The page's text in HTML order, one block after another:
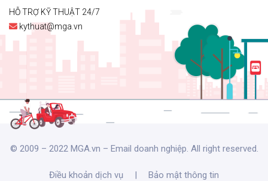
HỖ TRỢ KỸ THUẬT 24/7
kythuat@mga.vn
© 2009 – 2022 MGA.vn – Email doanh nghiệp. All right reserved.
Điều khoản dịch vụ | Bảo mật thông tin